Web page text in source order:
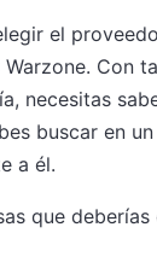
el
Con
necesitas
buscar en
a él.
que